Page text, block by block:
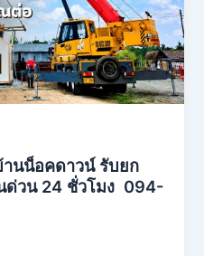
านน็อคดาวน์ รับยก
ด่วน 24 ชั่วโมง 094-